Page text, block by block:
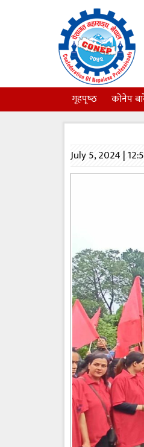
गृहपृष्‍ठ कोनेप
July 5, 2024 |